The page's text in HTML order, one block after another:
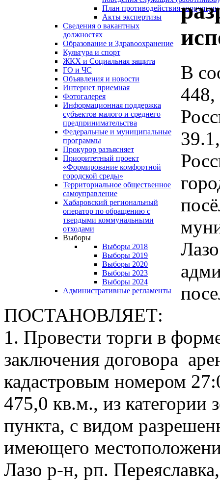
План противодействия коррупции
Акты экспертизы
Сведения о вакантных
должностях
Образование и Здравоохранение
Культура и спорт
ЖКХ и Социальная защита
ГО и ЧС
Объявления и новости
Интернет приемная
Фотогалерея
Информационная поддержка
субъектов малого и среднего
предпринимательства
Федеральные и муниципальные
программы
Прокурор разъясняет
Приоритетный проект
«Формирование комфортной
городской среды»
Территориальное общественное
самоуправление
Хабаровский региональный
оператор по обращению с
твердыми коммунальными
отходами
Выборы
Выборы 2018
Выборы 2019
Выборы 2020
Выборы 2023
Выборы 2024
Административные регламенты
В
448,
ПОСТАНОВЛЯЕТ:
1. Провести торги в
заключения договора
кадастровым номером
475,0 кв.м., из категории
пункта, с видом
имеющего
Лазо р-н, рп.